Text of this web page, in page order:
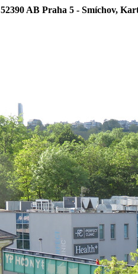
52390 AB Praha 5 - Smíchov,